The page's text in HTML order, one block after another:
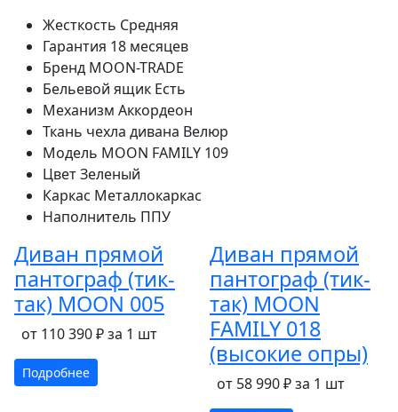
Жесткость Средняя
Гарантия 18 месяцев
Бренд MOON-TRADE
Бельевой ящик Есть
Механизм Аккордеон
Ткань чехла дивана Велюр
Модель MOON FAMILY 109
ЦветЗеленый
Каркас Металлокаркас
Наполнитель ППУ
Диван прямой
пантограф (тик-
так) MOON 005
от 110 390 ₽ за 1 шт
Подробнее
Диван прямой
пантограф (тик-
так) MOON
FAMILY 018
(высокие опры)
от 58 990 ₽ за 1 шт